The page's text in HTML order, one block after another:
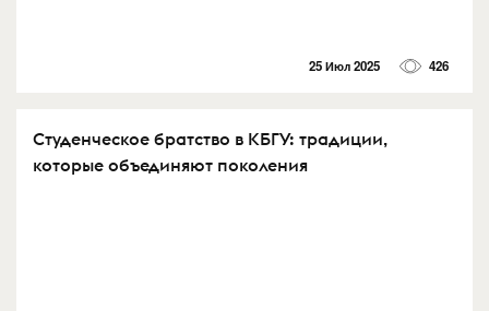
25 Июл 2025 426
Студенческое братство в КБГУ: традиции,
которые объединяют поколения